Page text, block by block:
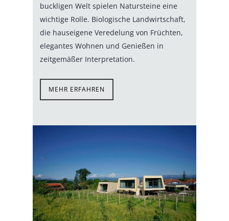
buckligen Welt spielen Natursteine eine
wichtige Rolle. Biologische Landwirtschaft,
die hauseigene Veredelung von Früchten,
elegantes Wohnen und Genießen in
zeitgemäßer Interpretation.
MEHR ERFAHREN